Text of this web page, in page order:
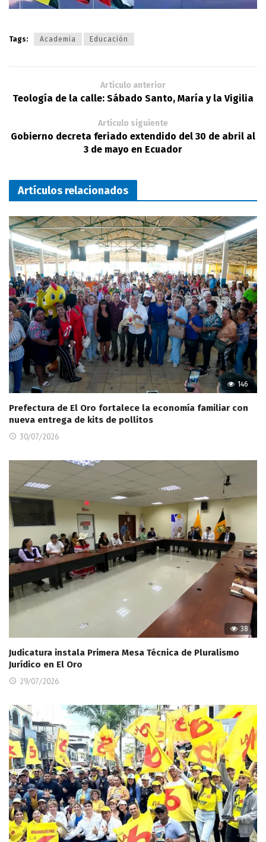
Tags: Academia Educación
Artículo anterior
Teología de la calle: Sábado Santo, María y la Vigilia
Artículo siguiente
Gobierno decreta feriado extendido del 30 de abril al
3 de mayo en Ecuador
Artículos relacionados
146
Prefectura de El Oro fortalece la economía familiar con
nueva entrega de kits de pollitos
30/07/2026
38
Judicatura instala Primera Mesa Técnica de Pluralismo
Jurídico en El Oro
29/07/2026